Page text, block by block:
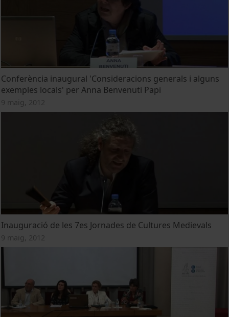
Conferència inaugural 'Consideracions generals i alguns
exemples locals' per Anna Benvenuti Papi
9 maig, 2012
Inauguració de les 7es Jornades de Cultures Medievals
9 maig, 2012